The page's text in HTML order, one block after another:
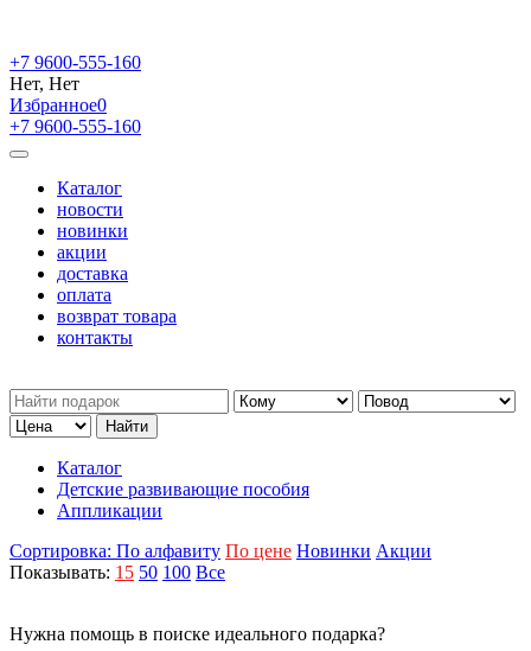
+7 9600-555-160
Нет, Нет
Избранное0
+7 9600-555-160
Каталог
новости
новинки
акции
доставка
оплата
возврат товара
контакты
Каталог
Детские развивающие пособия
Аппликации
Сортировка: По алфавиту По цене Новинки Акции
Показывать: 15 50 100 Все
Нужна помощь в поиске идеального подарка?